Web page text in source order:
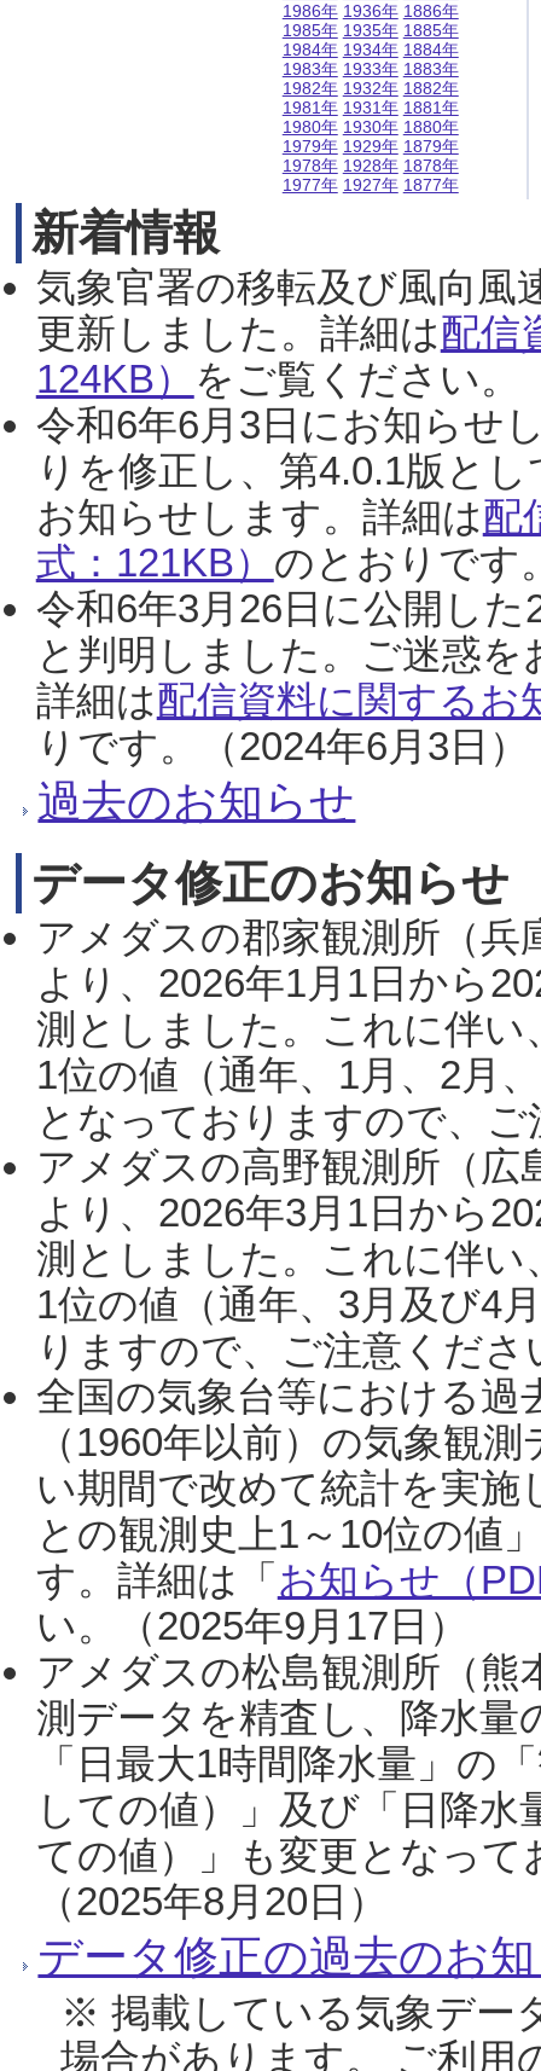
1986年
1985年
1984年
1983年
1982年
1981年
1980年
1979年
1978年
1977年
1936年
1935年
1934年
1933年
1932年
1931年
1930年
1929年
1928年
1927年
1886年
1885年
1884年
1883年
1882年
1881年
1880年
1879年
1878年
1877年
新着情報
気象官署の移転及び風向風
更新しました。詳細は配信
124KB） をご覧ください。
令和6年6月3日にお知らせ
りを修正し、第4.0.1版と
お知らせします。詳細は配
式：121KB） のとおりです
令和6年3月26日に公開し
と判明しました。ご迷惑
詳細は配信資料に関するお
りです。（2024年6月3日）
過去のお知らせ
データ修正のお知らせ
アメダスの郡家観測所（
より、2026年1月1日から
測としました。これに伴い
1位の値（通年、1月、2月
となっておりますので、
アメダスの高野観測所（
より、2026年3月1日から
測としました。これに伴い
1位の値（通年、3月及び4
りますので、ご注意くだ
全国の気象台等における過
（1960年以前）の気象観
い期間で改めて統計を実
との観測史上1～10位の値
す。詳細は「 お知らせ（
い。（2025年9月17日）
アメダスの松島観測所（熊
測データを精査し、降水
「日最大1時間降水量」の
しての値）」及び「日降
ての値）」も変更となっ
（2025年8月20日）
データ修正の過去のお
※ 掲載している気象デー
場合があります。 ご利用